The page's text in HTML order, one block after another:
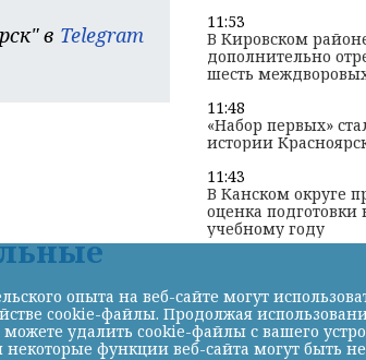
в Telegram
11:53
В Кировском
дополнительно
шесть
11:48
«Набор первых»
истории
11:43
В Канском округе
оценка подготовки
учебному году
опыта на веб-сайте могут
cookie-файлы. Продолжая
удалить cookie-файлы с вашего
функции веб-сайта могут быть